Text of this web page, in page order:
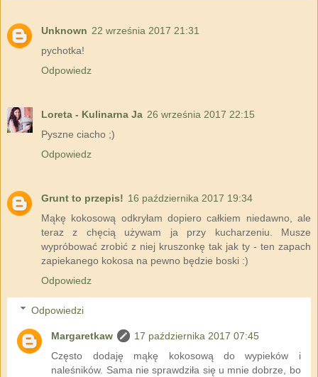
Unknown 22 września 2017 21:31
pychotka!
Odpowiedz
Loreta - Kulinarna Ja 26 września 2017 22:15
Pyszne ciacho ;)
Odpowiedz
Grunt to przepis! 16 października 2017 19:34
Mąkę kokosową odkryłam dopiero całkiem niedawno, ale
teraz z chęcią używam ja przy kucharzeniu. Musze
wypróbować zrobić z niej kruszonkę tak jak ty - ten zapach
zapiekanego kokosa na pewno będzie boski :)
Odpowiedz
Odpowiedzi
Margaretkaw
17 października 2017 07:45
Często dodaję mąkę kokosową do wypieków i
naleśników. Sama nie sprawdziła się u mnie dobrze, bo